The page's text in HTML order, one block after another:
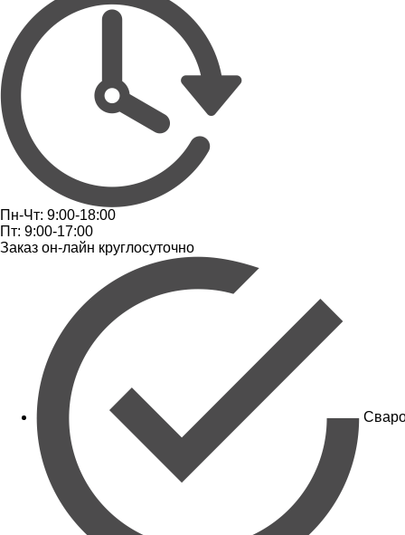
Пн-Чт: 9:00-18:00
Пт: 9:00-17:00
Заказ он-лайн круглосуточно